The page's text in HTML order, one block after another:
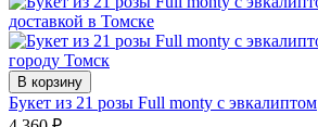
В корзину
Букет из 21 розы Full monty с эвкалиптом